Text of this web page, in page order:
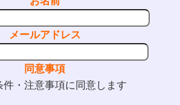
メールアドレス
同意事項
件・注意事項に同意します